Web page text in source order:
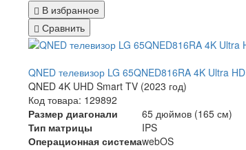
В избранное
Сравнить
QNED телевизор LG 65QNED816RA 4K Ultra HD
QNED 4K UHD Smart TV (2023 год)
Код товара: 129892
Размер диагонали
65 дюймов (165 см)
Тип матрицы
IPS
Операционная системаwebOS